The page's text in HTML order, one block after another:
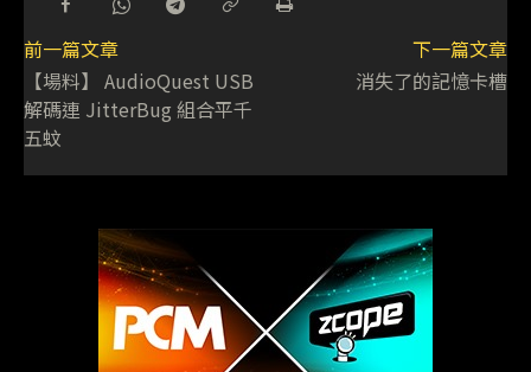
前一篇文章
【場料】 AudioQuest USB
解碼連 JitterBug 組合平千
五蚊
下一篇文章
消失了的記憶卡槽